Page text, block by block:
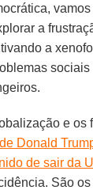
a
a
e os
Donald
de sair da
São